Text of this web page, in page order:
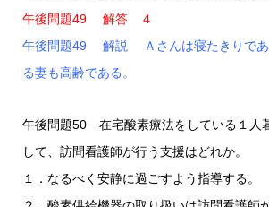
午後問題49 解答 ４
午後問題49 解説 Ａさんは寝たきりであ
る妻も高齢である。
午後問題50 在宅酸素療法をしている１人
して、訪問看護師が行う支援はどれか。
１．なるべく安静に過ごすよう指導する。